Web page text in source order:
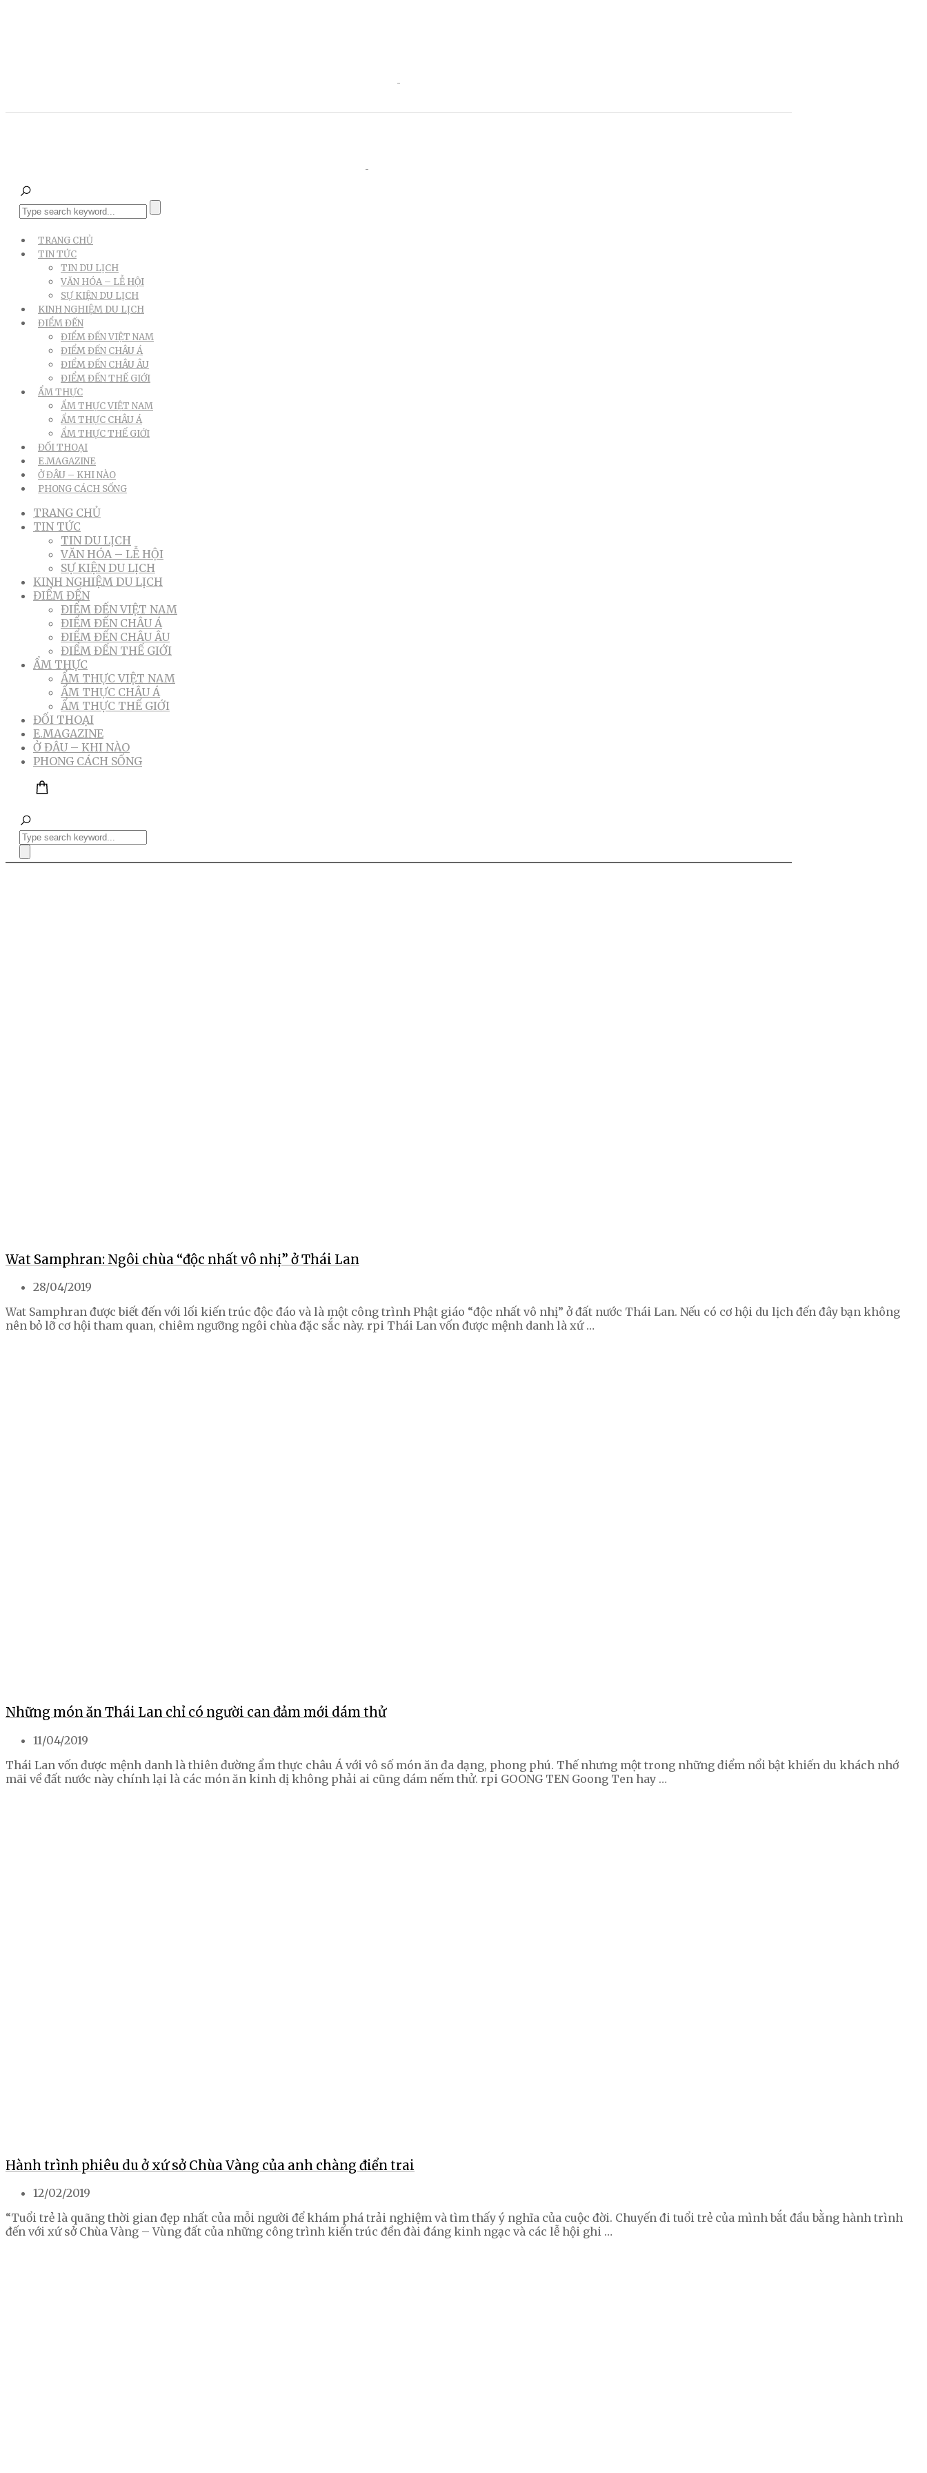
TRANG CHỦ
TIN TỨC
TIN DU LỊCH
VĂN HÓA – LỄ HỘI
SỰ KIỆN DU LỊCH
KINH NGHIỆM DU LỊCH
ĐIỂM ĐẾN
ĐIỂM ĐẾN VIỆT NAM
ĐIỂM ĐẾN CHÂU Á
ĐIỂM ĐẾN CHÂU ÂU
ĐIỂM ĐẾN THẾ GIỚI
ẨM THỰC
ẨM THỰC VIỆT NAM
ẨM THỰC CHÂU Á
ẨM THỰC THẾ GIỚI
ĐỐI THOẠI
E.MAGAZINE
Ở ĐÂU – KHI NÀO
PHONG CÁCH SỐNG
TRANG CHỦ
TIN TỨC
TIN DU LỊCH
VĂN HÓA – LỄ HỘI
SỰ KIỆN DU LỊCH
KINH NGHIỆM DU LỊCH
ĐIỂM ĐẾN
ĐIỂM ĐẾN VIỆT NAM
ĐIỂM ĐẾN CHÂU Á
ĐIỂM ĐẾN CHÂU ÂU
ĐIỂM ĐẾN THẾ GIỚI
ẨM THỰC
ẨM THỰC VIỆT NAM
ẨM THỰC CHÂU Á
ẨM THỰC THẾ GIỚI
ĐỐI THOẠI
E.MAGAZINE
Ở ĐÂU – KHI NÀO
PHONG CÁCH SỐNG
Wat Samphran: Ngôi chùa “độc nhất vô nhị” ở Thái Lan
28/04/2019
Wat Samphran được biết đến với lối kiến trúc độc đáo và là một công trình Phật giáo “độc nhất vô nhị” ở đất nước Thái Lan. Nếu có cơ hội du lịch đến đây bạn không
nên bỏ lỡ cơ hội tham quan, chiêm ngưỡng ngôi chùa đặc sắc này. rpi Thái Lan vốn được mệnh danh là xứ …
Những món ăn Thái Lan chỉ có người can đảm mới dám thử
11/04/2019
Thái Lan vốn được mệnh danh là thiên đường ẩm thực châu Á với vô số món ăn đa dạng, phong phú. Thế nhưng một trong những điểm nổi bật khiến du khách nhớ
mãi về đất nước này chính lại là các món ăn kinh dị không phải ai cũng dám nếm thử. rpi GOONG TEN Goong Ten hay …
Hành trình phiêu du ở xứ sở Chùa Vàng của anh chàng điển trai
12/02/2019
“Tuổi trẻ là quãng thời gian đẹp nhất của mỗi người để khám phá trải nghiệm và tìm thấy ý nghĩa của cuộc đời. Chuyến đi tuổi trẻ của mình bắt đầu bằng hành trình
đến với xứ sở Chùa Vàng – Vùng đất của những công trình kiến trúc đền đài đáng kinh ngạc và các lễ hội ghi …